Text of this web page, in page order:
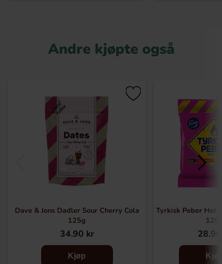
Andre kjøpte også
Dave & Jons Dadler Sour Cherry Cola
125g
34.90 kr
Kjøp
Tyrkisk Peber Hot